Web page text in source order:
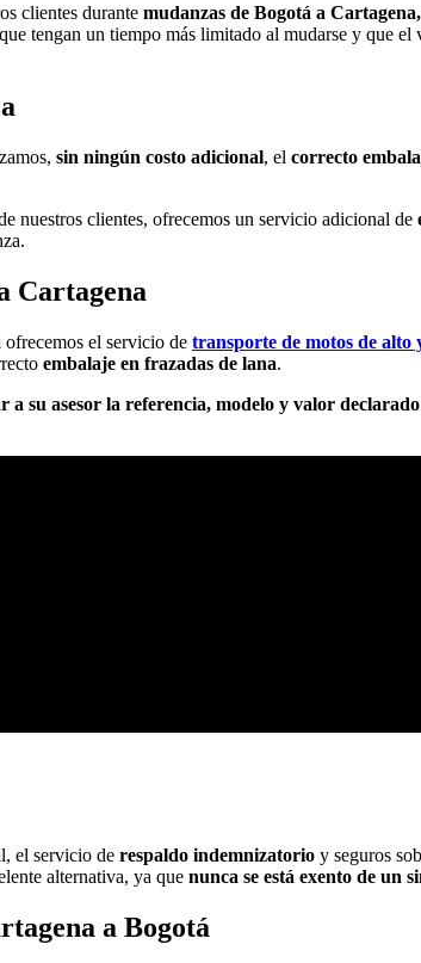
clientes durante mudanzas de Bogotá a Cartagena,
tengan un tiempo más limitado al mudarse y que
sin ningún costo adicional, el correcto
nuestros clientes, ofrecemos un servicio adicional de
Cartagena
ofrecemos el servicio de transporte de motos de
embalaje en frazadas de lana.
a su asesor la referencia, modelo y valor declarado
el servicio de respaldo indemnizatorio y seguros
alternativa, ya que nunca se está exento de un
a Bogotá